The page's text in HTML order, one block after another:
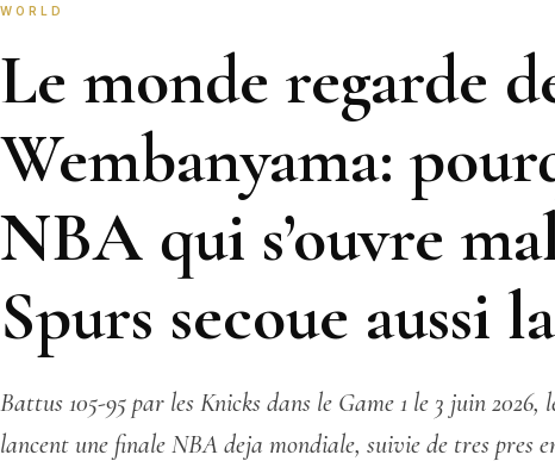
WORLD
Le monde regarde
Wembanyama:
NBA qui s’ouvre
Spurs secoue aussi
Battus 105-95 par les Knicks dans le Game 1 le 3 juin
lancent une finale NBA deja mondiale, suivie de tres pres